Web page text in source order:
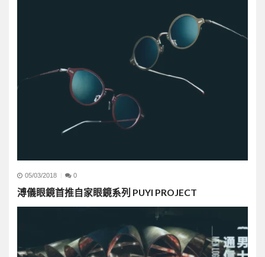
05/03/2018 0
溥儀眼鏡首推自家眼鏡系列 PUYI PROJECT